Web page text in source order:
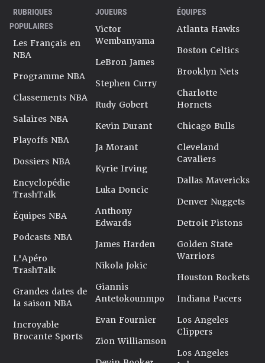
RUBRIQUES
POPULAIRES
Les Français en
NBA
Programme NBA
Classements NBA
Salaires NBA
Playoffs NBA
Dossiers NBA
Encyclopédie
TrashTalk
Équipes NBA
Podcasts NBA
L'Apéro
TrashTalk
Grandes dates de
la saison NBA
Incroyable
Brocante Sports
JOUEURS
Victor
Wembanyama
LeBron James
Stephen Curry
Rudy Gobert
Kevin Durant
Ja Morant
Kyrie Irving
Luka Doncic
Anthony
Edwards
James Harden
Nikola Jokic
Giannis
Antetokounmpo
Evan Fournier
Zion Williamson
ÉQUIPES
Atlanta Hawks
Boston Celtics
Brooklyn Nets
Charlotte
Hornets
Chicago Bulls
Cleveland
Cavaliers
Dallas Mavericks
Denver Nuggets
Detroit Pistons
Golden State
Warriors
Houston Rockets
Indiana Pacers
Los Angeles
Clippers
Los Angeles